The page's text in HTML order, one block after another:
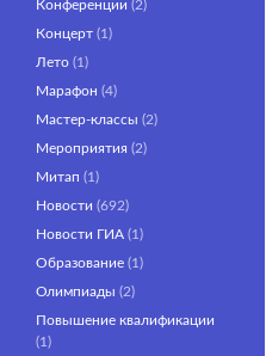
Конференции (2)
Концерт (1)
Лето (1)
Марафон (4)
Мастер-классы (2)
Мероприятия (2)
Митап (1)
Новости (692)
Новости ГИА (1)
Образование (1)
Олимпиады (2)
Повышение квалификации
(1)